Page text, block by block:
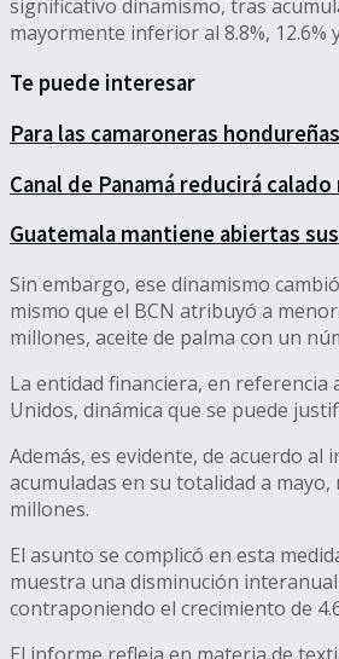
significativo dinamismo, tras
mayormente inferior al 8.8%, 12.6%
Te puede interesar
Para las camaroneras
Canal de Panamá reducirá
Guatemala mantiene abiertas
Sin embargo, ese dinamismo
mismo que el BCN atribuyó a
millones, aceite de palma con un
La entidad financiera, en referencia
Unidos, dinámica que se puede
Además, es evidente, de acuerdo
acumuladas en su totalidad a
millones.
El asunto se complicó en esta
muestra una disminución
contraponiendo el crecimiento de